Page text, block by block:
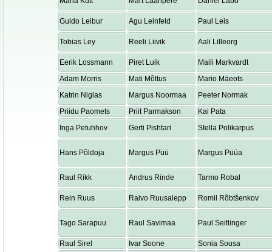
Guido Leibur Agu Leinfeld Paul Leis
Tobias Ley Reeli Liivik Aali Lilleorg
Eerik Lossmann Piret Luik
Maili Markvardt
Adam Morris
Mati Mõttus
Mario Mäeots
Katrin Niglas
Margus Noormaa
Peeter Normak
Priidu Paomets
Priit Parmakson
Kai Pata
Inga Petuhhov
Gerti Pishtari Stella Polikarpus
Hans Põldoja Margus Püü Margus Püüa
Raul Rikk Andrus Rinde Tarmo Robal
Rein Ruus Raivo Ruusalepp Romil Rõbtšenkov
Tago Sarapuu Raul Savimaa Paul Seitlinger
Raul Sirel Ivar Soone
Sonia Sousa